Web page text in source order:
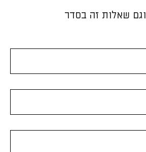
שאלות זה בסדר